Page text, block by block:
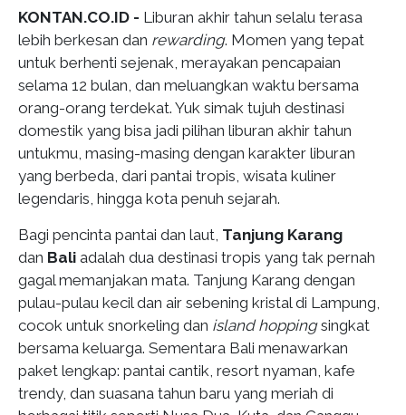
KONTAN.CO.ID - Liburan akhir tahun selalu terasa
lebih berkesan dan rewarding. Momen yang tepat
untuk berhenti sejenak, merayakan pencapaian
selama 12 bulan, dan meluangkan waktu bersama
orang-orang terdekat. Yuk simak tujuh destinasi
domestik yang bisa jadi pilihan liburan akhir tahun
untukmu, masing-masing dengan karakter liburan
yang berbeda, dari pantai tropis, wisata kuliner
legendaris, hingga kota penuh sejarah.
Bagi pencinta pantai dan laut, Tanjung Karang
dan Bali adalah dua destinasi tropis yang tak pernah
gagal memanjakan mata. Tanjung Karang dengan
pulau-pulau kecil dan air sebening kristal di Lampung,
cocok untuk snorkeling dan island hoppingsingkat
bersama keluarga. Sementara Bali menawarkan
paket lengkap: pantai cantik, resort nyaman, kafe
trendy, dan suasana tahun baru yang meriah di